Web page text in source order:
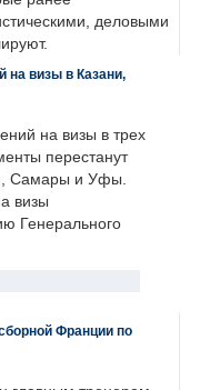
деловыми
на визы в Казани,
на визы в трех
перестанут
Самары и Уфы.
визы
Генерального
Франции по